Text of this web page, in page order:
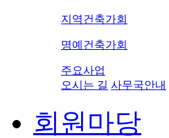
지역건축가회
명예건축가회
주요사업
오시는 길 사무국안내
회원마당